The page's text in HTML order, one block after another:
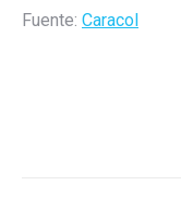
Fuente: Caracol